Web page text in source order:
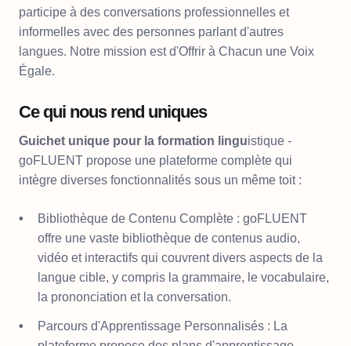
participe à des conversations professionnelles et
informelles avec des personnes parlant d'autres
langues. Notre mission est d'Offrir à Chacun une Voix
Égale.
Ce qui nous rend uniques
Guichet unique pour la formation linguistique -
goFLUENT propose une plateforme complète qui
intègre diverses fonctionnalités sous un même toit :
Bibliothèque de Contenu Complète : goFLUENT
offre une vaste bibliothèque de contenus audio,
vidéo et interactifs qui couvrent divers aspects de la
langue cible, y compris la grammaire, le vocabulaire,
la prononciation et la conversation.
Parcours d'Apprentissage Personnalisés : La